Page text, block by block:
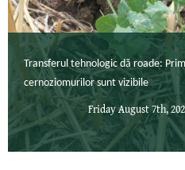
Transferul tehnologic dă roade:
cernoziomurilor sunt vizibile
Friday August 7th,